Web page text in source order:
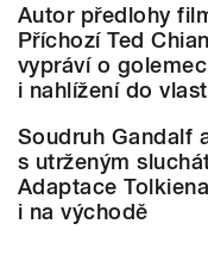
Autor předlohy
Příchozí Ted
vypráví o
i nahlížení do
Soudruh Gandalf
s utrženým
Adaptace
i na východě